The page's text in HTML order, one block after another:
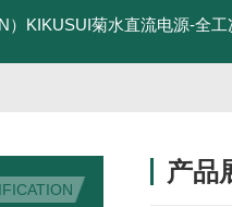
）KIKUSUI菊水直流电源-全
产品